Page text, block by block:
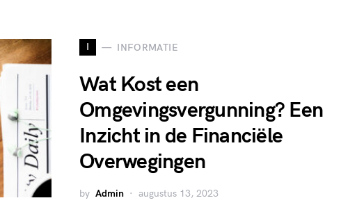
I INFORMATIE
Wat Kost een
Omgevingsvergunning? Een
Inzicht in de Financiële
Overwegingen
by Admin augustus 13, 2023